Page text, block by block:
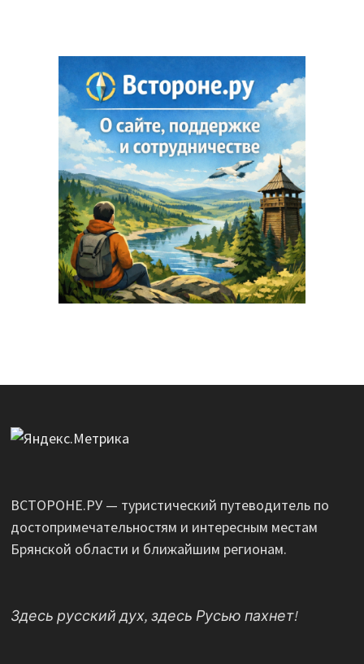
ВСТОРОНЕ.РУ — туристический путеводитель по
достопримечательностям и интересным местам
Брянской области и ближайшим регионам.
Здесь русский дух, здесь Русью пахнет!